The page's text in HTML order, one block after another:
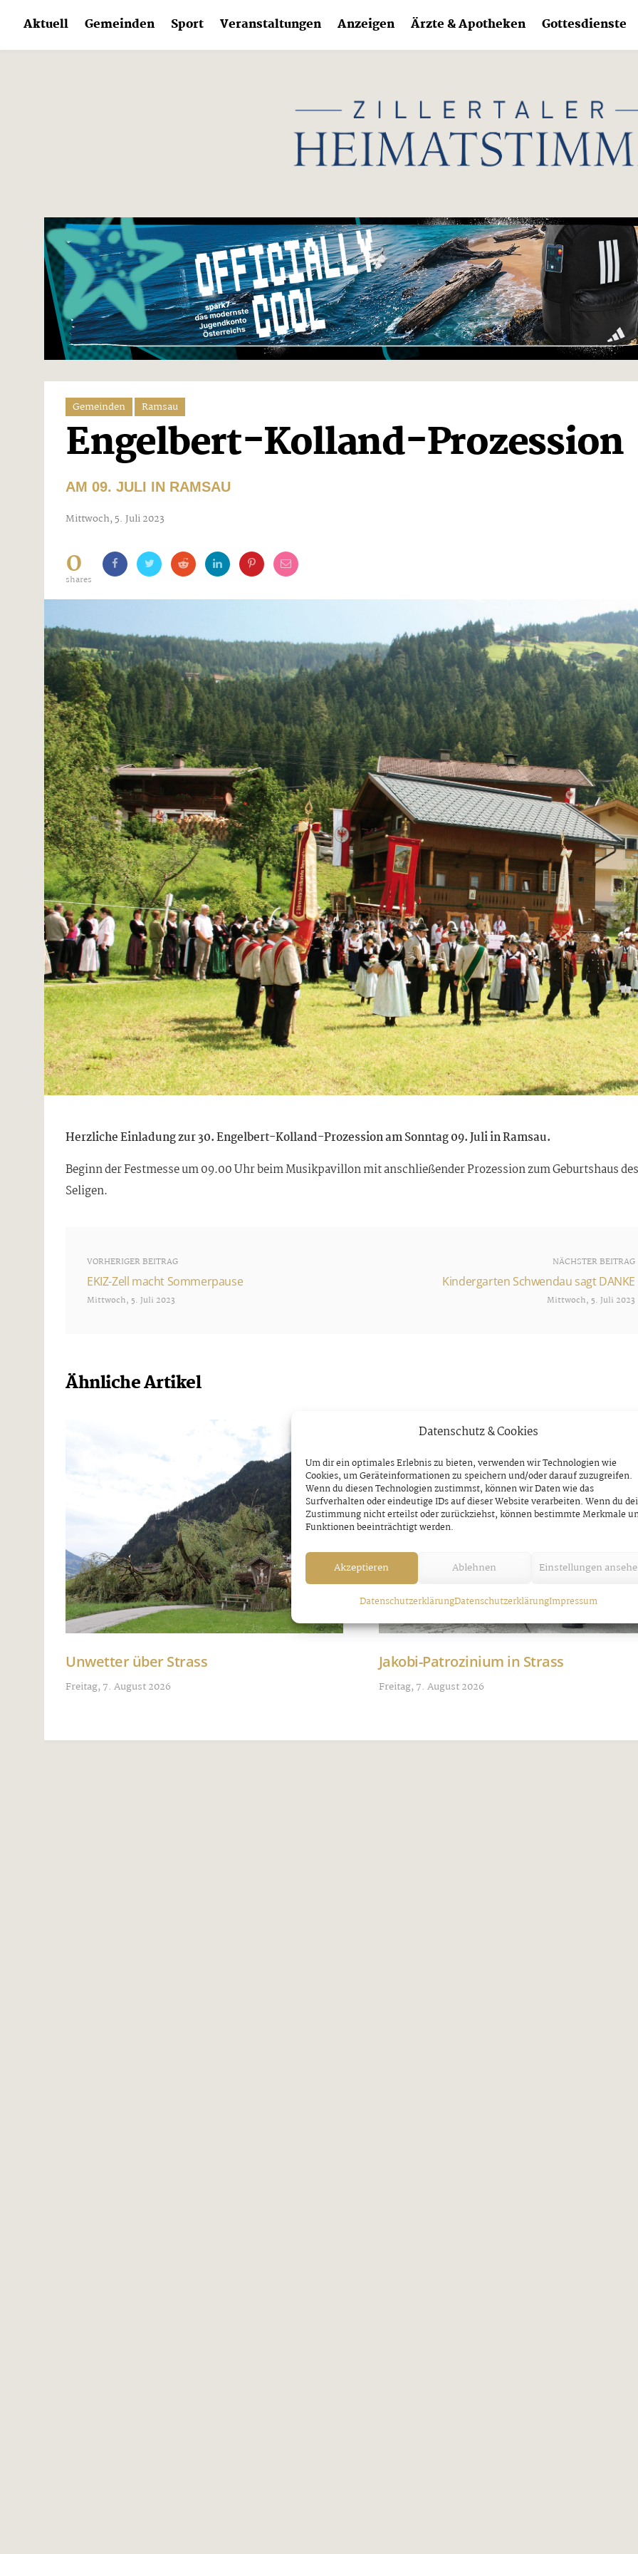
Datenschutz & Cookies
Um dir ein optimales Erlebnis zu bieten, verwenden wir Technologien wie
Cookies, um Geräteinformationen zu speichern und/oder darauf zuzugreifen.
Wenn du diesen Technologien zustimmst, können wir Daten wie das
Surfverhalten oder eindeutige IDs auf dieser Website verarbeiten. Wenn du
Zustimmung nicht erteilst oder zurückziehst, können bestimmte Merkmale
Funktionen beeinträchtigt werden.
Akzeptieren Ablehnen Einstellungen
DatenschutzerklärungDatenschutzerklärungImpressum
content
Aktuell Gemeinden Sport Veranstaltungen Anzeigen Ärzte & Apotheken Gottesdienste
Gemeinden Ramsau
Engelbert-Kolland-Prozession
AM 09. JULI IN RAMSAU
Mittwoch, 5. Juli 2023
0
shares
Herzliche Einladung zur 30. Engelbert-Kolland-Prozession am Sonntag 09. Juli in Ramsau.
Beginn der Festmesse um 09.00 Uhr beim Musikpavillon mit anschließender Prozession zum Geburtshaus des
Seligen.
VORHERIGER BEITRAG
EKIZ-Zell macht Sommerpause
Mittwoch, 5. Juli 2023
NÄCHSTER BEITRAG
Kindergarten Schwendau sagt DANKE
Mittwoch, 5. Juli 2023
Ähnliche Artikel
Unwetter über Strass
Freitag, 7. August 2026
Jakobi-Patrozinium in Strass
Freitag, 7. August 2026